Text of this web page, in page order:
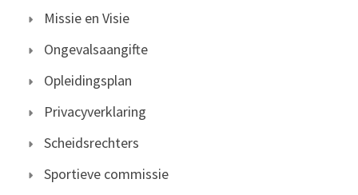
Missie en Visie
Ongevalsaangifte
Opleidingsplan
Privacyverklaring
Scheidsrechters
Sportieve commissie